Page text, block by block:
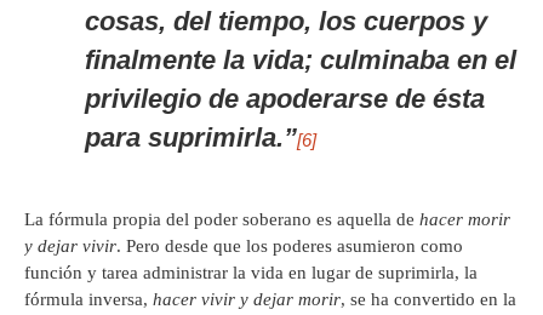
cosas, del tiempo, los cuerpos y
finalmente la vida; culminaba en el
privilegio de apoderarse de ésta
para suprimirla.”[6]
La fórmula propia del poder soberano es aquella de hacer morir
y dejar vivir. Pero desde que los poderes asumieron como
función y tarea administrar la vida en lugar de suprimirla, la
fórmula inversa, hacer vivir y dejar morir, se ha convertido en la